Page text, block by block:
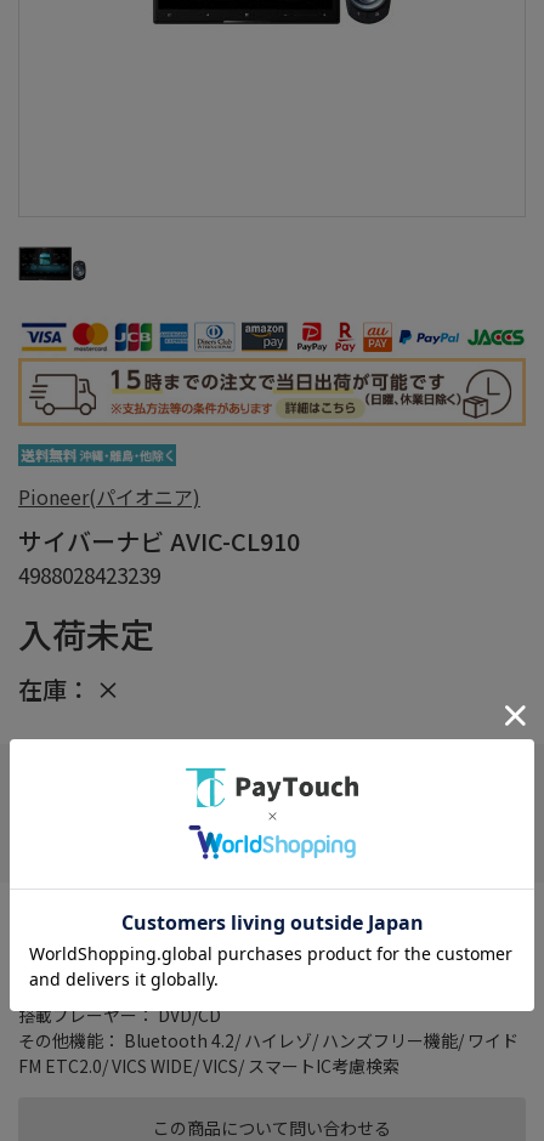
Pioneer(パイオニア)
サイバーナビ AVIC-CL910
4988028423239
入荷未定
在庫： ×
この商品について問い合わせる
在庫がありません
タイプ： ラージサイズモデル
画面サイズ： 8 型
記録メディアタイプ： メモリ
TVチューナー： フルセグ(地デジ)
搭載プレーヤー： DVD/CD
その他機能： Bluetooth 4.2/ ハイレゾ/ ハンズフリー機能/ ワイド
FM ETC2.0/ VICS WIDE/ VICS/ スマートIC考慮検索